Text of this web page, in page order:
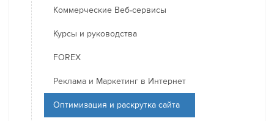
Коммерческие Веб-сервисы
Курсы и руководства
FOREX
Реклама и Маркетинг в Интернет
Оптимизация и раскрутка сайта